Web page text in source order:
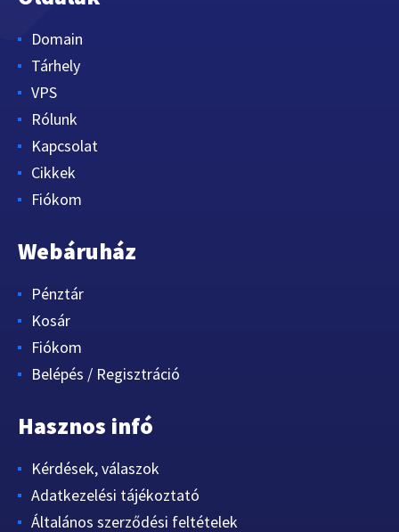
Domain
Tárhely
VPS
Rólunk
Kapcsolat
Cikkek
Fiókom
Webáruház
Pénztár
Kosár
Fiókom
Belépés / Regisztráció
Hasznos infó
Kérdések, válaszok
Adatkezelési tájékoztató
Általános szerződési feltételek